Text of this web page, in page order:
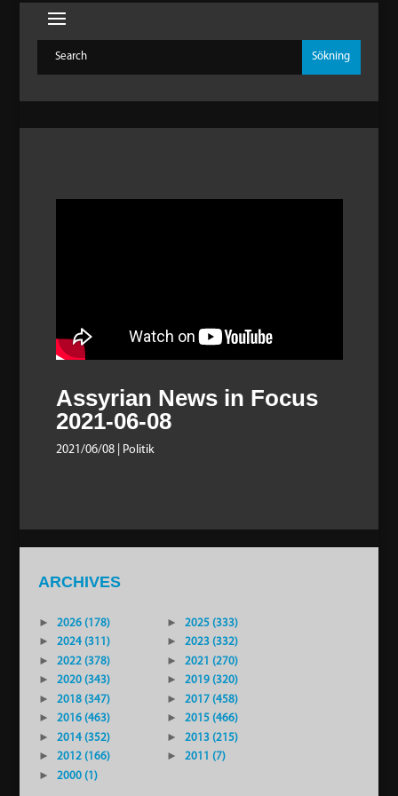
Assyrian News in Focus
2021-06-08
2021/06/08| Politik
ARCHIVES
► 2026 (178) ►
2025 (333)
►
2024 (311) ►
2023 (332)
►
2022 (378) ►
2021 (270)
►
2020 (343) ►
2019 (320)
►
2018 (347) ►
2017 (458)
►
2016 (463) ►
2015 (466)
►
2014 (352) ►
2013 (215)
►
2012 (166) ►
2011 (7)
►
2000 (1)